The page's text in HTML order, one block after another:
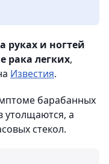
и ногтей
рака легких,
Известия.
барабанных
утолщаются, а
стекол.